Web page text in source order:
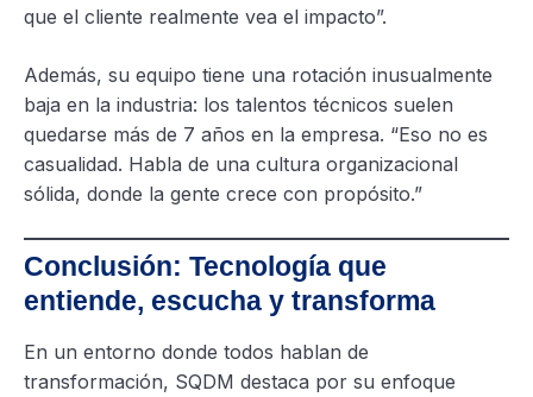
que el cliente realmente vea el impacto”.
Además, su equipo tiene una rotación inusualmente
baja en la industria: los talentos técnicos suelen
quedarse más de 7 años en la empresa. “Eso no es
casualidad. Habla de una cultura organizacional
sólida, donde la gente crece con propósito.”
Conclusión: Tecnología que
entiende, escucha y transforma
En un entorno donde todos hablan de
transformación, SQDM destaca por su enfoque